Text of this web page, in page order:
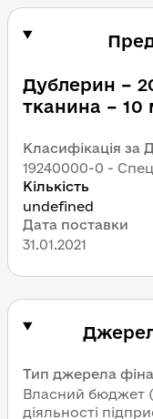
Дублерин –
тканина – 10
Класифікація за
19240000-0 -
Кількість
undefined
Дата поставки
31.01.2021
Тип джерела
Власний бюджет
діяльності